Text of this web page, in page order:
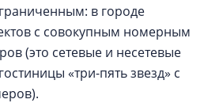
в городе
с совокупным номерным
(это сетевые и несетевые
«три-пять звезд» с